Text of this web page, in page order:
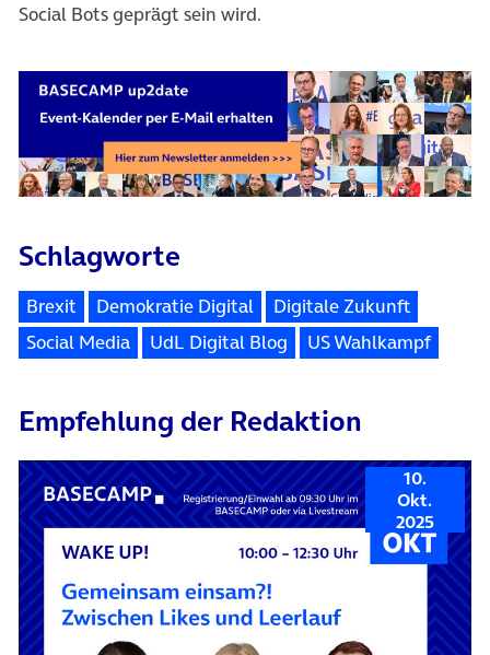
Social Bots geprägt sein wird.
Schlagworte
Brexit Demokratie Digital
Digitale Zukunft
Social Media
UdL Digital Blog US Wahlkampf
Empfehlung der Redaktion
10.
Okt.
2025